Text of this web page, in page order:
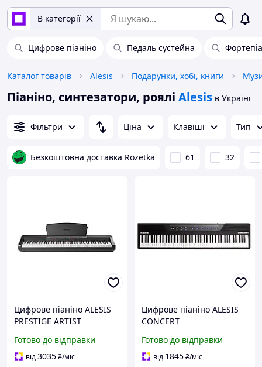
В категорії
Цифрове піаніно Педаль сустейна
Каталог товарів Alesis Подарунки, хобі, книги
Піаніно, синтезатори, роялі Alesis в Україні
Фільтри Ціна Клавіші Тип
Безкоштовна доставка Rozetka 61 32
Цифрове піаніно ALESIS
PRESTIGE ARTIST
Готово до відправки
від3035₴/міс
Цифрове піаніно ALESIS
CONCERT
Готово до відправки
від 1845₴/міс